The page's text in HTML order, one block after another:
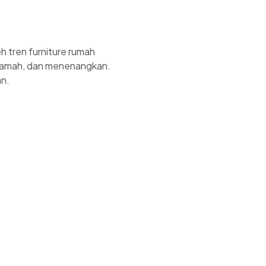
tren furniture rumah
dan menenangkan.